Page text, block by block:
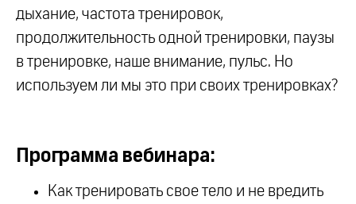
дыхание, частота тренировок,
продолжительность одной тренировки, паузы
в тренировке, наше внимание, пульс. Но
используем ли мы это при своих тренировках?
Программа вебинара:
Как тренировать свое тело и не вредить